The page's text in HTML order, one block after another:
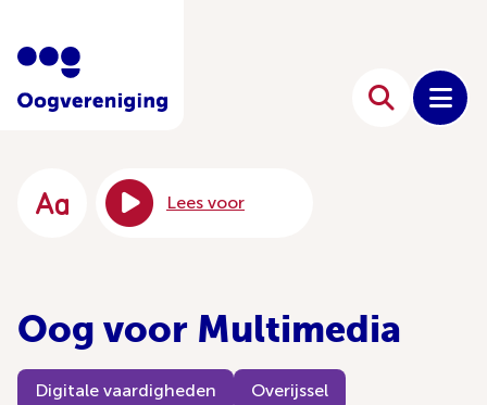
Lees voor
Oog voor Multimedia
Digitale vaardigheden Overijssel